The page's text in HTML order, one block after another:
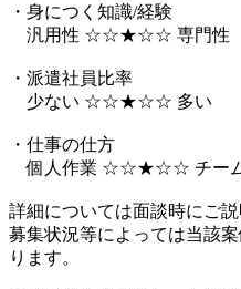
・身につく知識/経験
汎用性 ☆☆★☆☆ 専門性
・派遣社員比率
少ない ☆☆★☆☆ 多い
・仕事の仕方
個人作業 ☆☆★☆☆ チー
詳細については面談時にご
募集状況等によっては当該
ります。